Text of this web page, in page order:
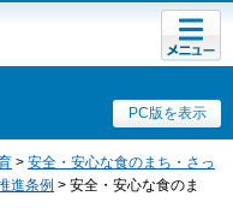
PC版を表示
メニュ
ー
> 安全・安心な食のまち・さっ
進条例 > 安全・安心な食のま